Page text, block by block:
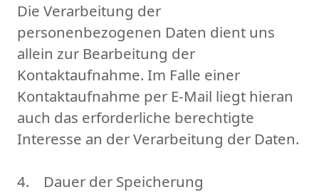
Die Verarbeitung der
personenbezogenen Daten dient uns
allein zur Bearbeitung der
Kontaktaufnahme. Im Falle einer
Kontaktaufnahme per E-Mail liegt hieran
auch das erforderliche berechtigte
Interesse an der Verarbeitung der Daten.
4. Dauer der Speicherung